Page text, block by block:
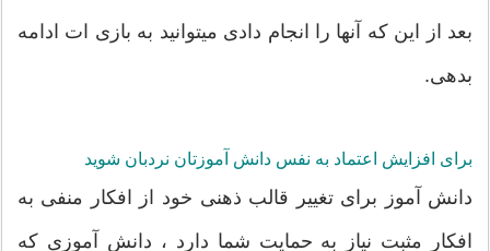
بعد از این که آنها را انجام دادی میتوانید به بازی ات ادامه
بدهی.
برای افزایش اعتماد به نفس دانش آموزتان نردبان شوید
دانش آموز برای تغییر قالب ذهنی خود از افکار منفی به
افکار مثبت نیاز به حمایت شما دارد ، دانش آموزی که